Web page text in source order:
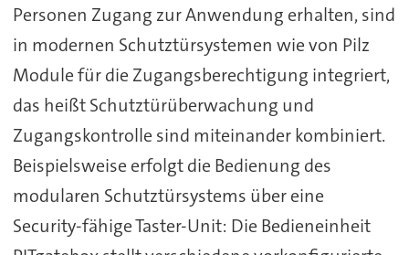
Personen Zugang zur Anwendung erhalten, sind
in modernen Schutztürsystemen wie von Pilz
Module für die Zugangsberechtigung integriert,
das heißt Schutztürüberwachung und
Zugangskontrolle sind miteinander kombiniert.
Beispielsweise erfolgt die Bedienung des
modularen Schutztürsystems über eine
Security-fähige Taster-Unit: Die Bedieneinheit